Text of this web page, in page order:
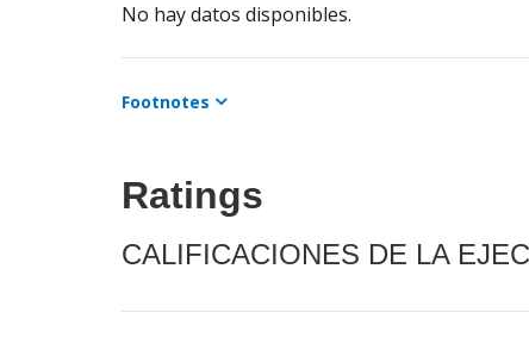
No hay datos disponibles.
Footnotes
Ratings
CALIFICACIONES DE LA